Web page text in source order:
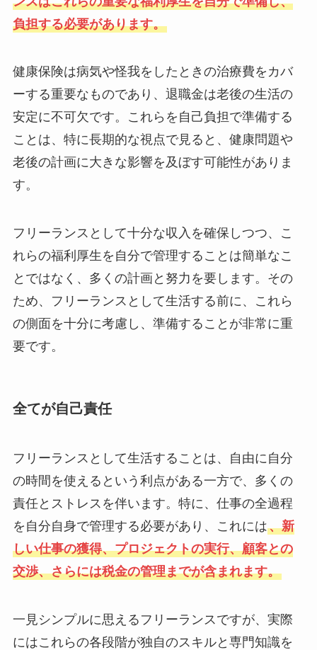
負担する必要があります。
健康保険は病気や怪我をしたときの治療費をカバ
ーする重要なものであり、退職金は老後の生活の
安定に不可欠です。これらを自己負担で準備する
ことは、特に長期的な視点で見ると、健康問題や
老後の計画に大きな影響を及ぼす可能性がありま
す。
フリーランスとして十分な収入を確保しつつ、こ
れらの福利厚生を自分で管理することは簡単なこ
とではなく、多くの計画と努力を要します。その
ため、フリーランスとして生活する前に、これら
の側面を十分に考慮し、準備することが非常に重
要です。
全てが自己責任
フリーランスとして生活することは、自由に自分
の時間を使えるという利点がある一方で、多くの
責任とストレスを伴います。特に、仕事の全過程
を自分自身で管理する必要があり、これには、新
しい仕事の獲得、プロジェクトの実行、顧客との
交渉、さらには税金の管理までが含まれます。
一見シンプルに思えるフリーランスですが、実際
にはこれらの各段階が独自のスキルと専門知識を